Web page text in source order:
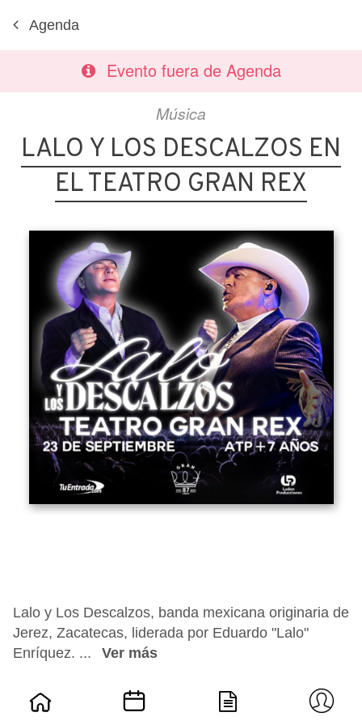
Agenda
Evento fuera de Agenda
Música
LALO Y LOS DESCALZOS EN
EL TEATRO GRAN REX
Lalo y Los Descalzos, banda mexicana originaria de
Jerez, Zacatecas, liderada por Eduardo "Lalo"
Enríquez. ...
Ver más